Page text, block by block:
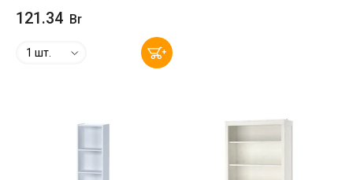
121.34 Br
1 шт.